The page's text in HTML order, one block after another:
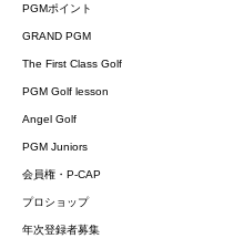
PGMポイント
GRAND PGM
The First Class Golf
PGM Golf lesson
Angel Golf
PGM Juniors
会員権・P-CAP
プロショップ
年次登録者募集